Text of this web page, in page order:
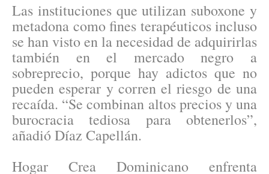
Las instituciones que utilizan suboxone y
metadona como fines terapéuticos incluso
se han visto en la necesidad de adquirirlas
también en el mercado negro a
sobreprecio, porque hay adictos que no
pueden esperar y corren el riesgo de una
recaída. “Se combinan altos precios y una
burocracia tediosa para obtenerlos”,
añadió Díaz Capellán.
Hogar Crea Dominicano enfrenta